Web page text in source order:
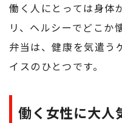
働く人にとっては身体
リ、ヘルシーでどこか
弁当は、健康を気遣う
イスのひとつです。
働く女性に大人